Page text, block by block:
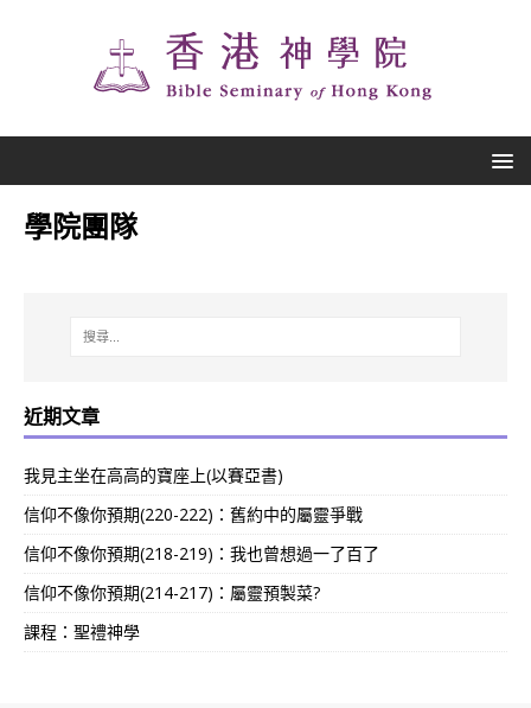
學院團隊
近期文章
我見主坐在高高的寶座上(以賽亞書)
信仰不像你預期(220-222)：舊約中的屬靈爭戰
信仰不像你預期(218-219)：我也曾想過一了百了
信仰不像你預期(214-217)：屬靈預製菜?
課程：聖禮神學